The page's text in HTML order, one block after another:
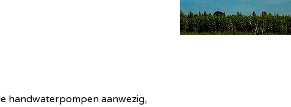
handwaterpompen aanwezig,